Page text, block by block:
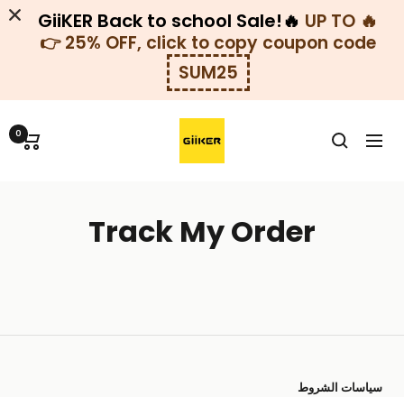
🔥
GiiKER Back to school Sale!🔥 UP TO
25% OFF, click to copy coupon code 👉
SUM25
التنقل
KSA
0
Track My Order
سياسات الشروط